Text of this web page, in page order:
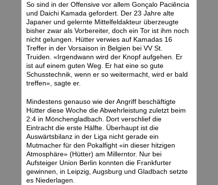
So sind in der Offensive vor allem Gonçalo Paciência
und Daichi Kamada gefordert. Der 23 Jahre alte
Japaner und gelernte Mittelfeldakteur überzeugte
bisher zwar als Vorbereiter, doch ein Tor ist ihm noch
nicht gelungen. Hütter verwies auf Kamadas 16
Treffer in der Vorsaison in Belgien bei VV St.
Truiden. «Irgendwann wird der Knopf aufgehen. Er
ist auf einem guten Weg. Er hat eine so gute
Schusstechnik, wenn er so weitermacht, wird er bald
treffen», sagte er.
Mindestens genauso wie der Angriff beschäftigte
Hütter diese Woche die Abwehrleistung zuletzt beim
2:4 in Mönchengladbach. Dort verschlief die
Eintracht die erste Hälfte. Überhaupt ist die
Auswärtsbilanz in der Liga nicht gerade ein
Mutmacher für den Pokalfight «in dieser hitzigen
Atmosphäre» (Hütter) am Millerntor. Nur bei
Aufsteiger Union Berlin konnten die Frankfurter
gewinnen, in Leipzig, Augsburg und Gladbach setzte
es Niederlagen.